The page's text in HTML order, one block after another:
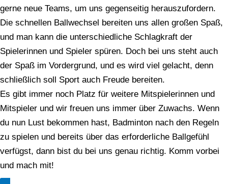
gerne neue Teams, um uns gegenseitig herauszufordern.
Die schnellen Ballwechsel bereiten uns allen großen Spaß,
und man kann die unterschiedliche Schlagkraft der
Spielerinnen und Spieler spüren. Doch bei uns steht auch
der Spaß im Vordergrund, und es wird viel gelacht, denn
schließlich soll Sport auch Freude bereiten.
Es gibt immer noch Platz für weitere Mitspielerinnen und
Mitspieler und wir freuen uns immer über Zuwachs. Wenn
du nun Lust bekommen hast, Badminton nach den Regeln
zu spielen und bereits über das erforderliche Ballgefühl
verfügst, dann bist du bei uns genau richtig. Komm vorbei
und mach mit!